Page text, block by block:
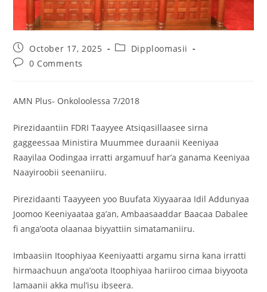
October 17, 2025
Dipploomasii
0 Comments
AMN Plus- Onkoloolessa 7/2018
Pirezidaantiin FDRI Taayyee Atsiqasillaasee sirna
gaggeessaa Ministira Muummee duraanii Keeniyaa
Raayilaa Oodingaa irratti argamuuf har’a ganama Keeniyaa
Naayiroobii seenaniiru.
Pirezidaanti Taayyeen yoo Buufata Xiyyaaraa Idil Addunyaa
Joomoo Keeniyaataa ga’an, Ambaasaaddar Baacaa Dabalee
fi anga’oota olaanaa biyyattiin simatamaniiru.
Imbaasiin Itoophiyaa Keeniyaatti argamu sirna kana irratti
hirmaachuun anga’oota Itoophiyaa hariiroo cimaa biyyoota
lamaanii akka mul’isu ibseera.